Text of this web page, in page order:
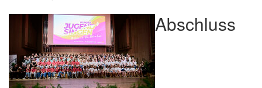
Abschluss